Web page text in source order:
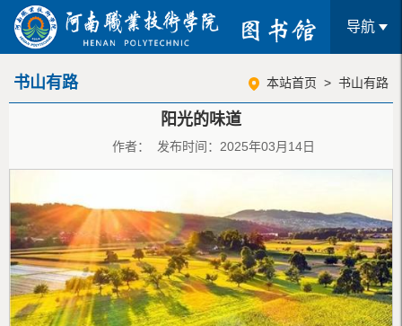
导航
书山有路 本站首页 > 书山有路
阳光的味道
作者： 发布时间：2025年03月14日